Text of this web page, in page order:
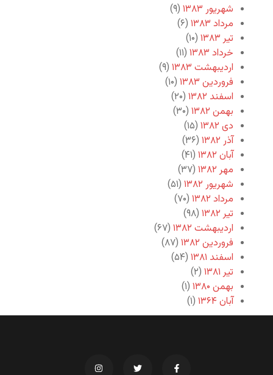
شهریور ۱۳۸۳
(۹)
مرداد ۱۳۸۳
(۶)
تیر ۱۳۸۳
(۱۰)
خرداد ۱۳۸۳
(۱۱)
اردیبهشت ۱۳۸۳
(۹)
فروردین ۱۳۸۳
(۱۰)
اسفند ۱۳۸۲
(۲۰)
بهمن ۱۳۸۲
(۳۰)
دی ۱۳۸۲
(۱۵)
آذر ۱۳۸۲
(۳۶)
آبان ۱۳۸۲
(۴۱)
مهر ۱۳۸۲
(۳۷)
شهریور ۱۳۸۲
(۵۱)
مرداد ۱۳۸۲
(۷۰)
تیر ۱۳۸۲
(۹۸)
اردیبهشت ۱۳۸۲
(۶۷)
فروردین ۱۳۸۲
(۸۷)
اسفند ۱۳۸۱
(۵۴)
تیر ۱۳۸۱
(۲)
بهمن ۱۳۸۰
(۱)
آبان ۱۳۶۴
(۱)